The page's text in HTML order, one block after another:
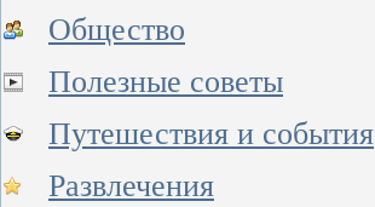
Общество
Полезные советы
Путешествия и события
Развлечения